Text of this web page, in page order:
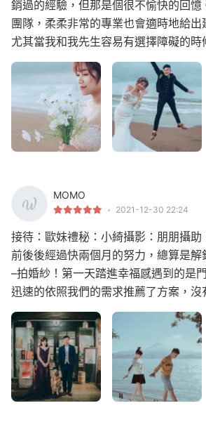
銷過的經驗，但那是個很不愉快的回
團隊，柔柔非常的專業也會適時地給出
尤其當我和我先生容易有選擇障礙的時
MOMO
2021-12-30 22:24
接待：歐妹禮秘：小綺攝影：朋朋攝
前後後經過快兩個月的努力，總算是
–拍婚紗！第一天踏進幸福感遇到的是
迅速的依照我們的需求推薦了方案，沒